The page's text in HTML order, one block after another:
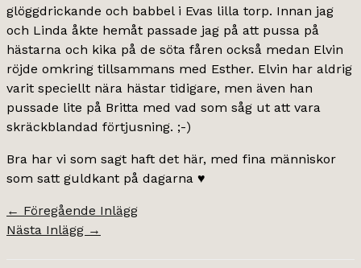
glöggdrickande och babbel i Evas lilla torp. Innan jag
och Linda åkte hemåt passade jag på att pussa på
hästarna och kika på de söta fåren också medan Elvin
röjde omkring tillsammans med Esther. Elvin har aldrig
varit speciellt nära hästar tidigare, men även han
pussade lite på Britta med vad som såg ut att vara
skräckblandad förtjusning. ;-)
Bra har vi som sagt haft det här, med fina människor
som satt guldkant på dagarna ♥
← Föregående Inlägg
Nästa Inlägg →